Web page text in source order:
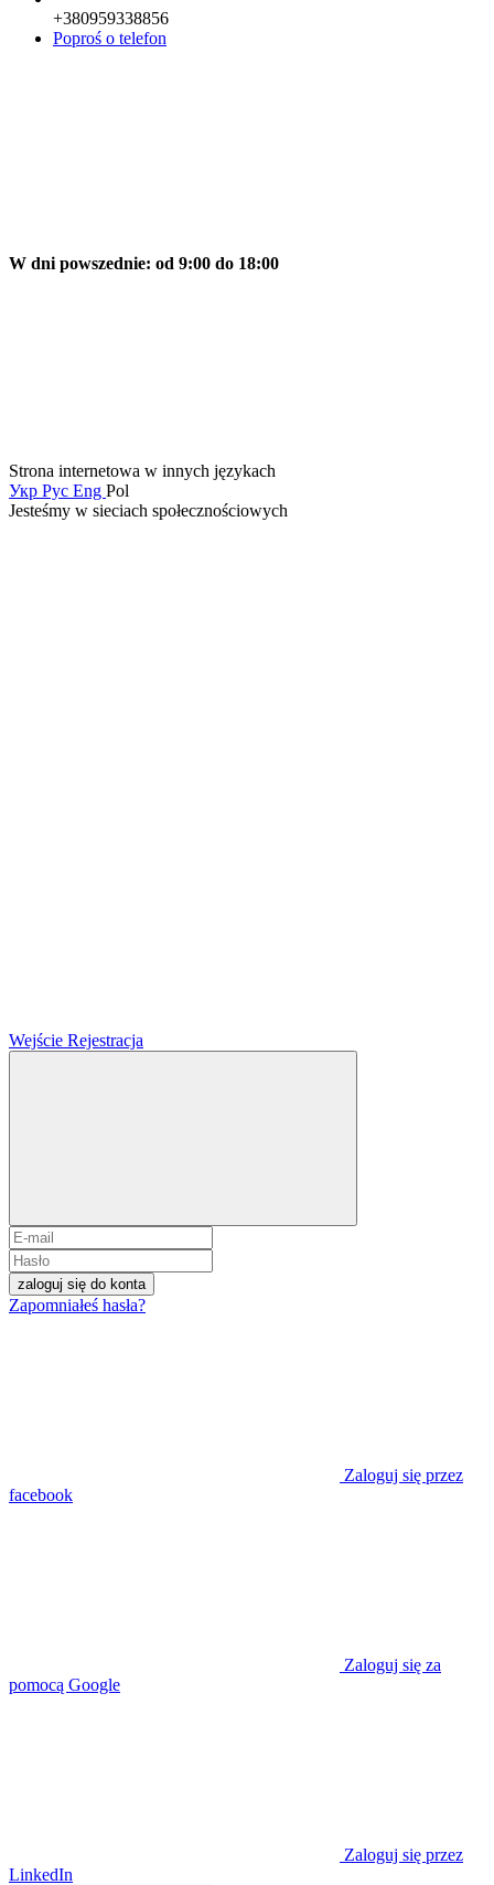
+380959338856
Poproś o telefon
W dni powszednie: od 9:00 do 18:00
Strona internetowa w innych językach
Укр Рус Eng Pol
Jesteśmy w sieciach społecznościowych
Wejście Rejestracja
zaloguj się do konta
Zapomniałeś hasła?
Zaloguj się przez
facebook
Zaloguj się za
pomocą Google
Zaloguj się przez
LinkedIn